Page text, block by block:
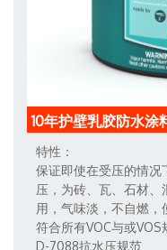
10年护壁乳胶防水涂
特性：
保证即使在受压的情况
压，为砖、瓦、石材
用，气味淡，不自燃，
符合所有VOC与或
D-7088抗水压规范